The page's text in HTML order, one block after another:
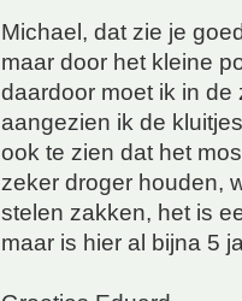
Michael, dat zie je
maar door het kleine
daardoor moet ik in
aangezien ik de
ook te zien dat het
zeker droger houden,
stelen zakken, het is
maar is hier al bijna 5